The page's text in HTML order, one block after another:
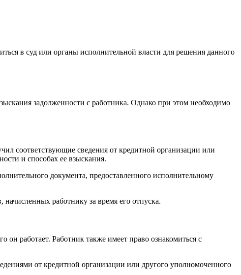
в суд или органы исполнительной власти для решения данного
задолженности с работника. Однако при этом необходимо
соответствующие сведения от кредитной организации или
и способах ее взыскания.
документа, предоставленного исполнительному
начисленных работнику за время его отпуска.
он работает. Работник также имеет право ознакомиться с
от кредитной организации или другого уполномоченного